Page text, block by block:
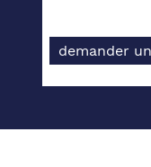
demander